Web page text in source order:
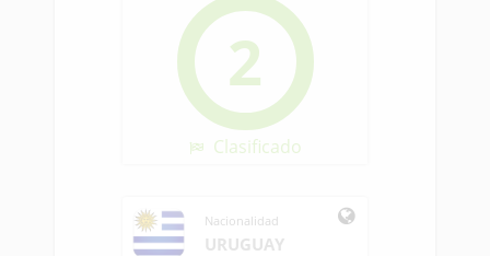
2
Clasificado
Nacionalidad
URUGUAY